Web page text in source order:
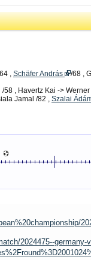
, Schäfer András
/68 ,
, Havertz Kai ->
Jamal /82 , Szalai
2024475--germany-